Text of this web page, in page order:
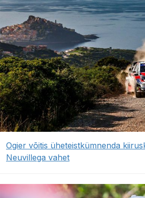
Ogier võitis üheteistkümnenda
Neuvillega vahet